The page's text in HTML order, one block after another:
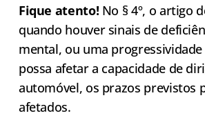
Fique atento! No § 4º, o artigo
quando houver sinais de
mental, ou uma
possa afetar a capacidade de
automóvel, os prazos previstos
afetados.